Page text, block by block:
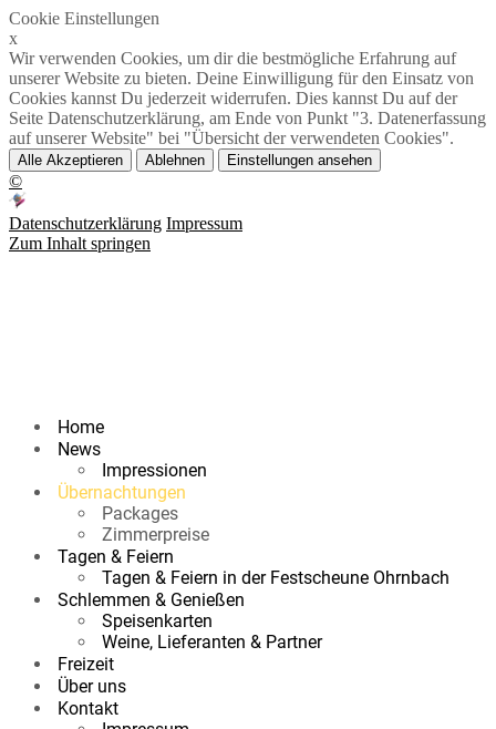
Cookie Einstellungen
x
Wir verwenden Cookies, um dir die bestmögliche Erfahrung auf
unserer Website zu bieten. Deine Einwilligung für den Einsatz von
Cookies kannst Du jederzeit widerrufen. Dies kannst Du auf der
Seite Datenschutzerklärung, am Ende von Punkt "3. Datenerfassung
auf unserer Website" bei "Übersicht der verwendeten Cookies".
Alle Akzeptieren Ablehnen Einstellungen ansehen
©
Datenschutzerklärung Impressum
Zum Inhalt springen
Home
News
Impressionen
Übernachtungen
Packages
Zimmerpreise
Tagen & Feiern
Tagen & Feiern in der Festscheune Ohrnbach
Schlemmen & Genießen
Speisenkarten
Weine, Lieferanten & Partner
Freizeit
Über uns
Kontakt